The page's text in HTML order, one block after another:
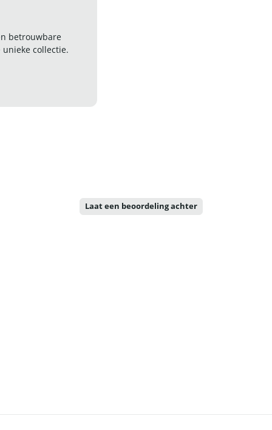
betrouwbare
collectie.
Laat een beoordeling achter